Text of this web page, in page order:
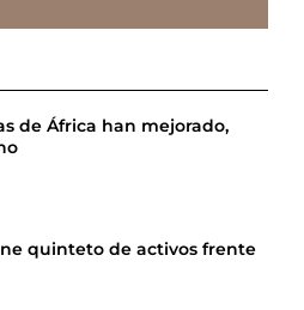
de África han mejorado,
quinteto de activos frente